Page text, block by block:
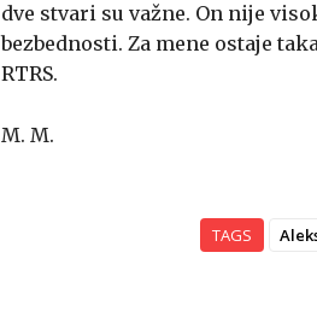
dve stvari su važne. On nije
bezbednosti. Za mene ostaje
RTRS.
M. M.
TAGS